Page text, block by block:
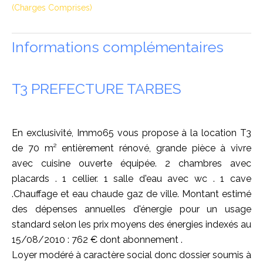
(Charges Comprises)
Informations complémentaires
T3 PREFECTURE TARBES
En exclusivité, Immo65 vous propose à la location T3
de 70 m² entièrement rénové, grande pièce à vivre
avec cuisine ouverte équipée. 2 chambres avec
placards . 1 cellier. 1 salle d'eau avec wc . 1 cave
.Chauffage et eau chaude gaz de ville. Montant estimé
des dépenses annuelles d'énergie pour un usage
standard selon les prix moyens des énergies indexés au
15/08/2010 : 762 € dont abonnement .
Loyer modéré à caractère social donc dossier soumis à